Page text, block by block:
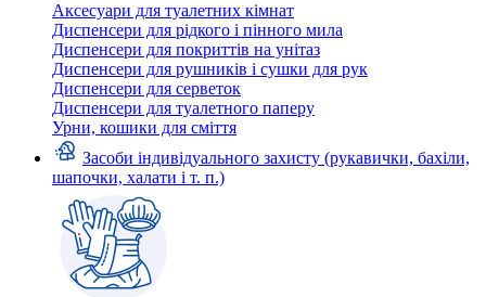
Аксесуари для туалетних кімнат
Диспенсери для рідкого і пінного мила
Диспенсери для покриттів на унітаз
Диспенсери для рушників і сушки для рук
Диспенсери для серветок
Диспенсери для туалетного паперу
Урни, кошики для сміття
Засоби індивідуального захисту (рукавички, бахіли,
шапочки, халати і т. п.)